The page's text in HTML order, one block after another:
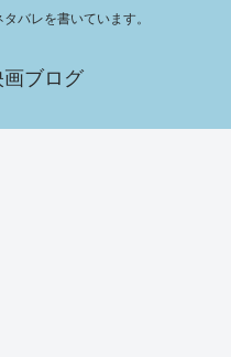
バレを書いています。
画ブログ